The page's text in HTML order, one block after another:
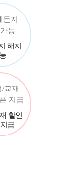
해지
할인
급